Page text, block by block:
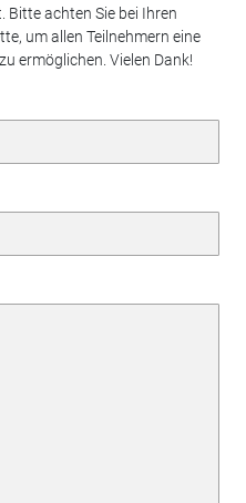
achten Sie bei Ihren
um allen Teilnehmern eine
ermöglichen. Vielen Dank!